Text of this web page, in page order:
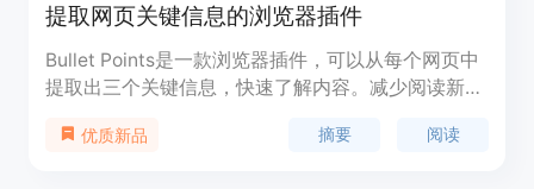
提取网页关键信息的浏览器插件
Bullet Points是一款浏览器插件，可以从每个网页中
提取出三个关键信息，快速了解内容。减少阅读新闻
优质新品 摘要 阅读